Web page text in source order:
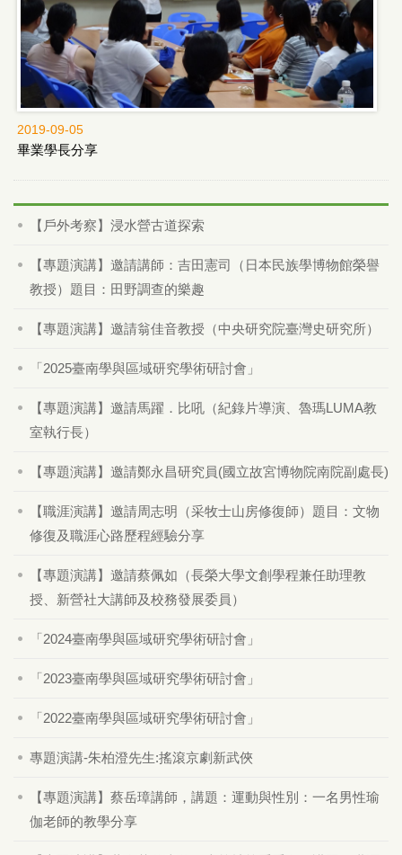
2019-09-05
畢業學長分享
【戶外考察】浸水營古道探索
【專題演講】邀請講師：吉田憲司（日本民族學博物館榮譽
教授）題目：田野調查的樂趣
【專題演講】邀請翁佳音教授（中央研究院臺灣史研究所）
「2025臺南學與區域研究學術研討會」
【專題演講】邀請馬躍．比吼（紀錄片導演、魯瑪LUMA教
室執行長）
【專題演講】邀請鄭永昌研究員(國立故宮博物院南院副處長)
【職涯演講】邀請周志明（采牧士山房修復師）題目：文物
修復及職涯心路歷程經驗分享
【專題演講】邀請蔡佩如（長榮大學文創學程兼任助理教
授、新營社大講師及校務發展委員）
「2024臺南學與區域研究學術研討會」
「2023臺南學與區域研究學術研討會」
「2022臺南學與區域研究學術研討會」
專題演講-朱柏澄先生:搖滾京劇新武俠
【專題演講】蔡岳璋講師，講題：運動與性別：一名男性瑜
伽老師的教學分享